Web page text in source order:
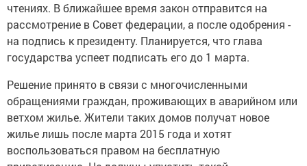
чтениях. В ближайшее время закон отправится на
рассмотрение в Совет федерации, а после одобрения -
на подпись к президенту. Планируется, что глава
государства успеет подписать его до 1 марта.
Решение принято в связи с многочисленными
обращениями граждан, проживающих в аварийном или
ветхом жилье. Жители таких домов получат новое
жилье лишь после марта 2015 года и хотят
воспользоваться правом на бесплатную